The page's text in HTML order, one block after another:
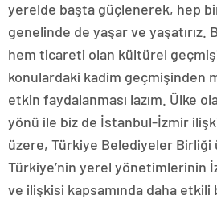
yerelde başta güçlenerek, hep
genelinde de yaşar ve yaşatırız.
hem ticareti olan kültürel
konulardaki kadim geçmişinden
etkin faydalanması lazım. Ülke
yönü ile biz de İstanbul-İzmir
üzere, Türkiye Belediyeler
Türkiye’nin yerel yönetimlerinin
ve ilişkisi kapsamında daha etkili